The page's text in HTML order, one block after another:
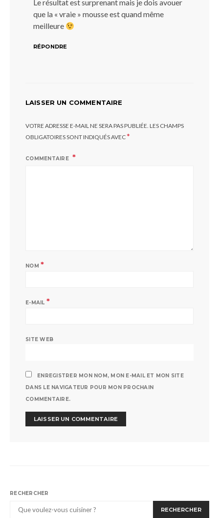
Le résultat est surprenant mais je dois avouer
que la « vraie » mousse est quand même
meilleure
RÉPONDRE
LAISSER UN COMMENTAIRE
VOTRE ADRESSE E-MAIL NE SERA PAS PUBLIÉE. LES CHAMPS
OBLIGATOIRES SONT INDIQUÉS AVEC*
COMMENTAIRE
NOM *
E-MAIL *
SITE WEB
ENREGISTRER MON NOM, MON E-MAIL ET MON SITE
DANS LE NAVIGATEUR POUR MON PROCHAIN
COMMENTAIRE.
RECHERCHER
RECHERCHER